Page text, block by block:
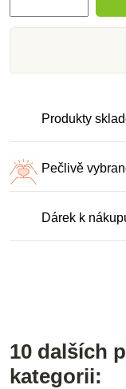
Produkty
Pečlivě
Dárek k
10 dalších
kategorii: